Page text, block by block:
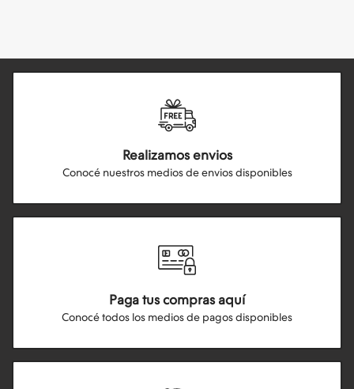
Realizamos envios
Conocé nuestros medios de envios disponibles
Paga tus compras aquí
Conocé todos los medios de pagos disponibles